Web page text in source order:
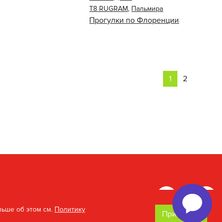
Прогулки по Флоренции
Т8 RUGRAM, Пальмира
1 2
об этом см. Политику
Принимаю